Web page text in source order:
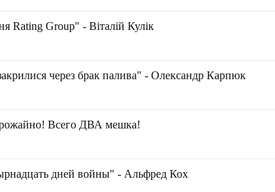
Rating Group" - Віталій Кулік
через брак палива" - Олександр Карпюк
Всего ДВА мешка!
дней войны" - Альфред Кох